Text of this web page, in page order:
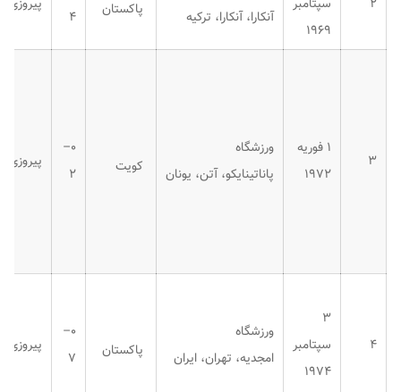
۱۹۶۹
آنکارا، آنکارا، ترکیه
پاکستان
۴
۳
۱ فوریه
۱۹۷۲
ورزشگاه
پاناتینایکو، آتن، یونان
کویت
۰–
۲
پیروزی
۴
۳
سپتامبر
۱۹۷۴
ورزشگاه
امجدیه، تهران، ایران
پاکستان
۰–
۷
پیروزی